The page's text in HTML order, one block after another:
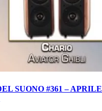
SUONO #361 –